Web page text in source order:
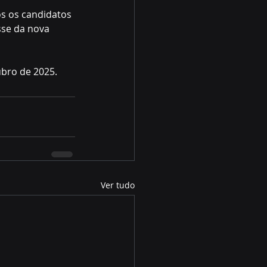
os candidatos
da nova
de 2025.
Ver tudo